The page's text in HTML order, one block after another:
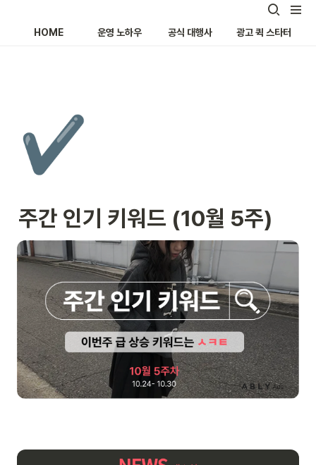
HOME 운영 노하우 공식 대행사 광고 퀵 스타터
✔️
주간 인기 키워드 (10월 5주)